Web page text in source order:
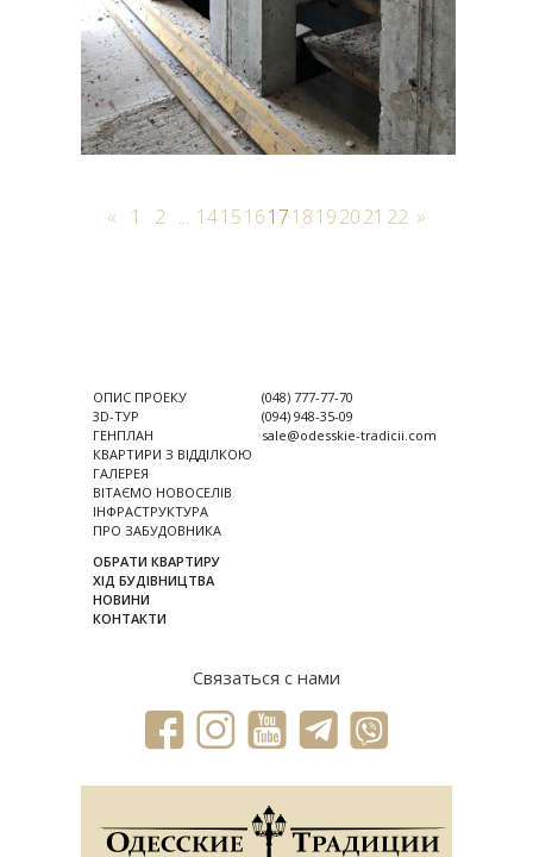
« 1 2 ... 1415161718192021 22 »
ОПИС ПРОЕКУ
3D-ТУР
ГЕНПЛАН
КВАРТИРИ З ВІДДІЛКОЮ
ГАЛЕРЕЯ
ВІТАЄМО НОВОСЕЛІВ
ІНФРАСТРУКТУРА
ПРО ЗАБУДОВНИКА
ОБРАТИ КВАРТИРУ
ХІД БУДІВНИЦТВА
НОВИНИ
КОНТАКТИ
(048) 777-77-70
(094) 948-35-09
sale@odesskie-tradicii.com
Связаться с нами